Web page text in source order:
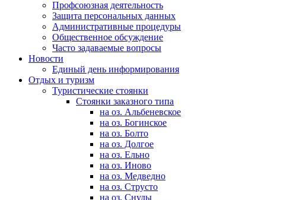
Профсоюзная деятельность
Защита персональных данных
Административные процедуры
Общественное обсуждение
Часто задаваемые вопросы
Новости
Единый день информирования
Отдых и туризм
Туристические стоянки
Стоянки заказного типа
на оз. Альбеневское
на оз. Богинское
на оз. Болто
на оз. Долгое
на оз. Ельно
на оз. Иново
на оз. Медведно
на оз. Струсто
на оз. Снуды